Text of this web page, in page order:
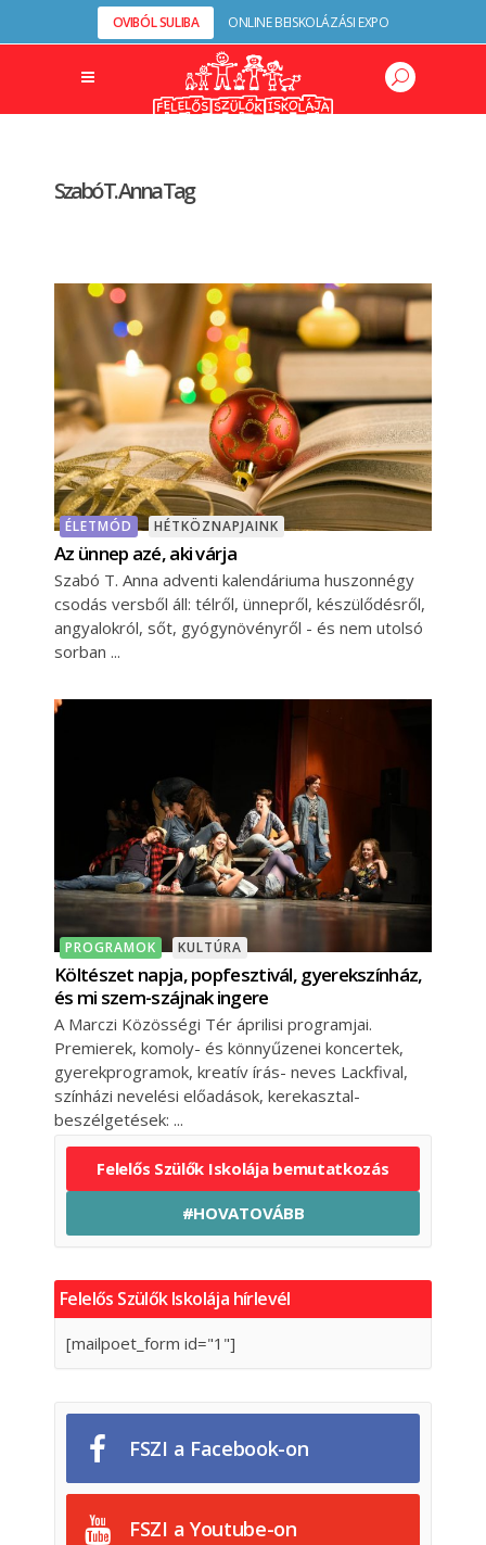
OVIBÓL SULIBA ONLINE BEISKOLÁZÁSI EXPO
Szabó T. Anna Tag
ÉLETMÓD HÉTKÖZNAPJAINK
Az ünnep azé, aki várja
Szabó T. Anna adventi kalendáriuma huszonnégy
csodás versből áll: télről, ünnepről, készülődésről,
angyalokról, sőt, gyógynövényről - és nem utolsó
sorban
PROGRAMOK KULTÚRA
Költészet napja, popfesztivál, gyerekszínház,
és mi szem-szájnak ingere
A Marczi Közösségi Tér áprilisi programjai.
Premierek, komoly- és könnyűzenei koncertek,
gyerekprogramok, kreatív írás- neves Lackfival,
színházi nevelési előadások, kerekasztal-
beszélgetések:
Felelős Szülők Iskolája bemutatkozás
#HOVATOVÁBB
Felelős Szülők Iskolája hírlevél
[mailpoet_form id="1"]
FSZI a Facebook-on
FSZI a Youtube-on